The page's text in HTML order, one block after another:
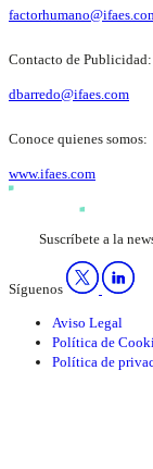
Contacto de Publicidad:
dbarredo@ifaes.com
Conoce quienes somos:
www.ifaes.com
Suscríbete a la
Síguenos
Aviso Legal
Política de
Política de